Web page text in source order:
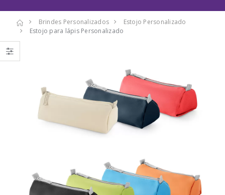
Brindes Personalizados
Estojo Personalizado
Estojo para lápis Personalizado